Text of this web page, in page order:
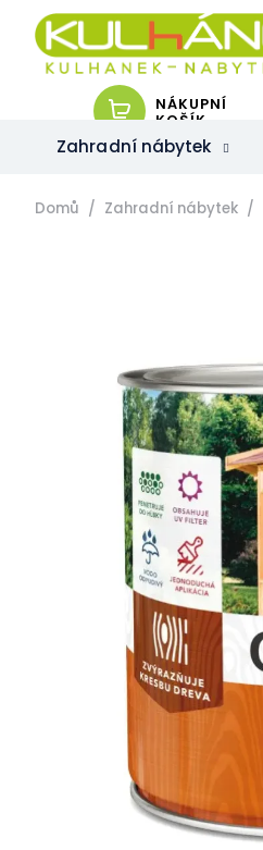
obsah
NÁKUPNÍ
KOŠÍK
Zahradní nábytek
Domů Zahradní nábytek